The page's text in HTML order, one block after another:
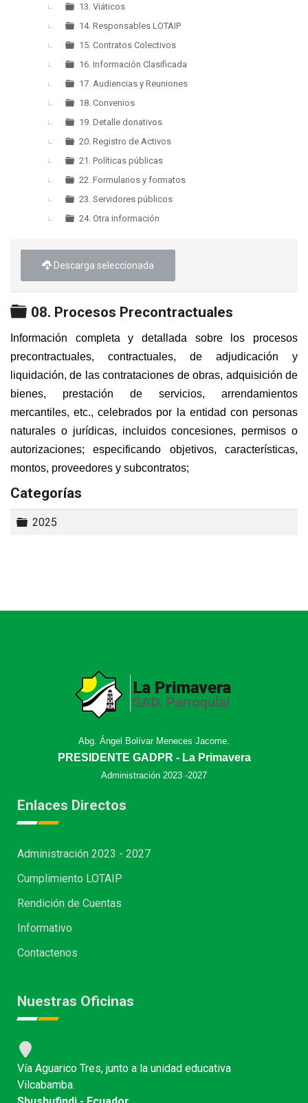
►
13. Viáticos
14. Responsables LOTAIP
15. Contratos Colectivos
16. Información Clasificada
17. Audiencias y Reuniones
18. Convenios
19. Detalle donativos
20. Registro de Activos
21. Políticas públicas
22. Formularios y formatos
23. Servidores públicos
24. Otra información
Descarga seleccionada
Carpeta
08. Procesos Precontractuales
Información completa y detallada sobre los procesos
precontractuales, contractuales, de adjudicación y
liquidación, de las contrataciones de obras, adquisición de
bienes, prestación de servicios, arrendamientos
mercantiles, etc., celebrados por la entidad con personas
naturales o jurídicas, incluidos concesiones, permisos o
autorizaciones; especificando objetivos, características,
montos, proveedores y subcontratos;
Categorías
Carpeta
2025
Abg. Ángel Bolívar Meneces Jacome.
PRESIDENTE GADPR - La Primavera
Administración 2023 -2027
Enlaces Directos
Administración 2023 - 2027
Cumplimiento LOTAIP
Rendición de Cuentas
Informativo
Contactenos
Nuestras Oficinas
Vía Aguarico Tres, junto a la unidad educativa
Vilcabamba.